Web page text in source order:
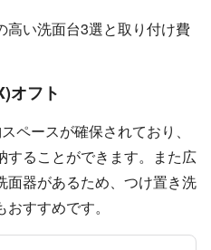
高い洗面台3選と取り付け費
オフト
ペースが確保されており、
することができます。また広
面器があるため、つけ置き洗
すすめです。